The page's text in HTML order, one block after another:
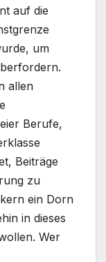
auf die
um
allen
Berufe,
Beiträge
zu
ein Dorn
in dieses
Wer